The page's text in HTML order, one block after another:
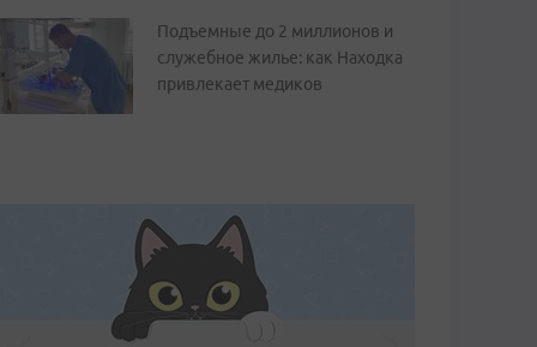
Подъемные до 2 миллионов и
служебное жилье: как Находка
привлекает медиков